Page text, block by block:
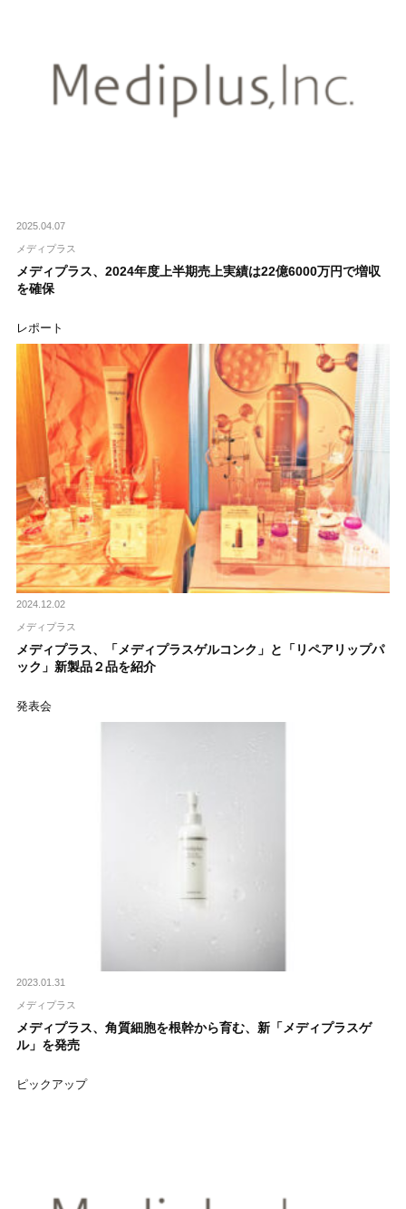
2025.04.07
メディプラス
メディプラス、2024年度上半期売上実績は22億6000万円で増収
を確保
レポート
2024.12.02
メディプラス
メディプラス、「メディプラスゲルコンク」と「リペアリップパ
ック」新製品２品を紹介
発表会
2023.01.31
メディプラス
メディプラス、角質細胞を根幹から育む、新「メディプラスゲ
ル」を発売
ピックアップ